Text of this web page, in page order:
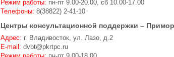
Режим работы: пн-пт 9.00-20.00, сб 10.00-17.00
Телефоны: 8(38822) 2-41-10
Центры консультационной поддержки –
Адрес: г. Владивосток, ул. Лазо, д.2
E-mail: dvbt@pkrtpc.ru